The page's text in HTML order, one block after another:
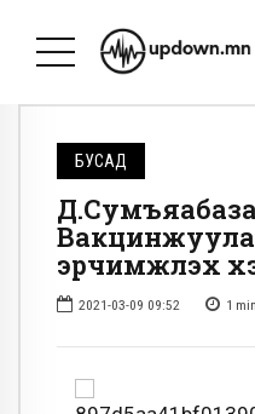
БУСАД
эрчимжүүлэх
2021-03-09 09:52 1 min